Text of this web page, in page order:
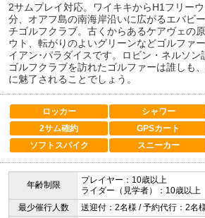
2サムプレイ対応。ワイキキからH1フリー
分、オアフ島の南海岸沿いに広がるエバビ
チゴルフクラブ。古くからあるケアヴェの
ウト、転がりのよいグリーンなどゴルファ
イアン･パラダイスです。ロビン・ネルソン
ゴルフクラブを訪れたゴルファーは誰しも
に魅了されることでしょう。
ロッカー シャワー
2サム確約
GPSカート
ソフトスパイク
スニーカー
年齢制限
プレイヤー：10歳以上
ライダー（見学者）：10歳以上
最少催行人数
送迎付：2名様 / 予約代行：2名